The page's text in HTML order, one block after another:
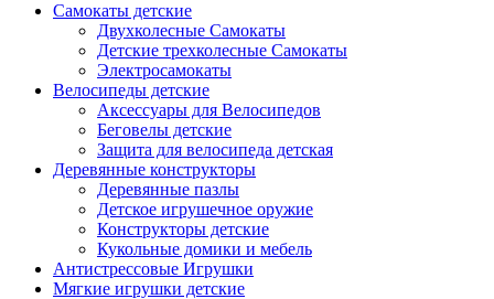
Самокаты детские
Двухколесные Cамокаты
Детские трехколесные Самокаты
Электросамокаты
Велосипеды детские
Аксессуары для Велосипедов
Беговелы детские
Защита для велосипеда детская
Деревянные конструкторы
Деревянные пазлы
Детское игрушечное оружие
Конструкторы детские
Кукольные домики и мебель
Антистрессовые Игрушки
Мягкие игрушки детские